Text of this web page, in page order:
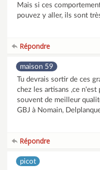
Mais si ces
pouvez y aller, ils sont
Répondre
maison 59
Tu devrais sortir de ces
chez les artisans ,ce
souvent de meilleur
GBJ à Nomain,
Répondre
picot